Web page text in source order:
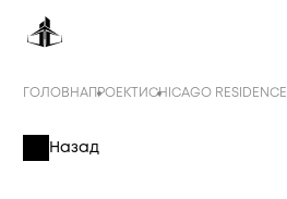
ГОЛОВНА ПРОЕКТИCHICAGO RESIDENCE
Назад